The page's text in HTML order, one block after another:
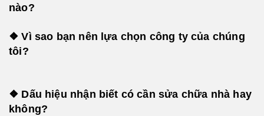
nào?
❖ Vì sao bạn nên lựa chọn công ty của chúng
tôi?
❖ Dấu hiệu nhận biết có cần sửa chữa nhà hay
không?